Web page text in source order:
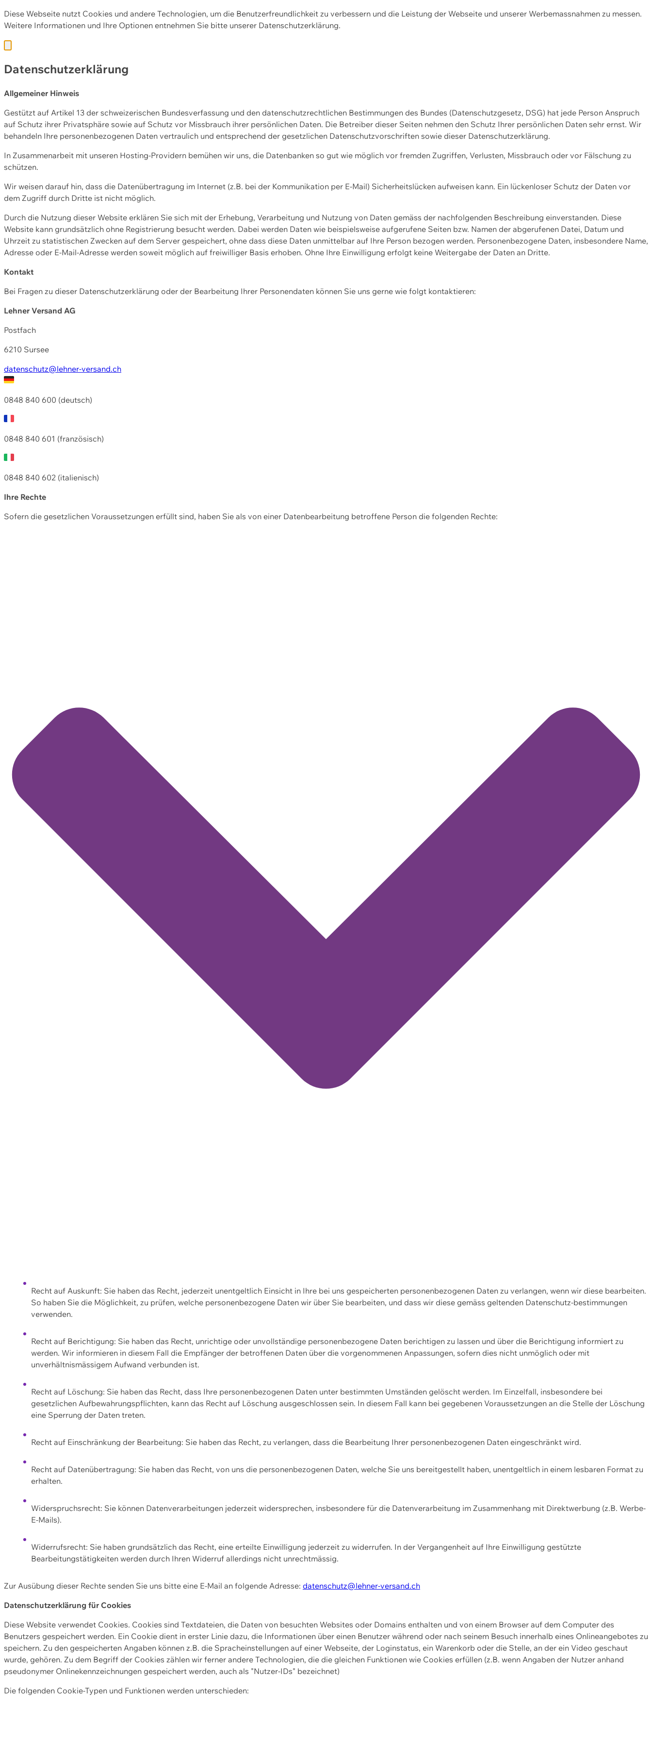
Diese Webseite nutzt Cookies und andere Technologien, um die Benutzerfreundlichkeit zu verbessern und die Leistung der Webseite und unserer Werbemassnahmen zu messen.
Weitere Informationen und Ihre Optionen entnehmen Sie bitte unserer Datenschutzerklärung.
Datenschutzerklärung
Allgemeiner Hinweis
Gestützt auf Artikel 13 der schweizerischen Bundesverfassung und den datenschutzrechtlichen Bestimmungen des Bundes (Datenschutzgesetz, DSG) hat jede Person Anspruch
auf Schutz ihrer Privatsphäre sowie auf Schutz vor Missbrauch ihrer persönlichen Daten. Die Betreiber dieser Seiten nehmen den Schutz Ihrer persönlichen Daten sehr ernst. Wir
behandeln Ihre personenbezogenen Daten vertraulich und entsprechend der gesetzlichen Datenschutzvorschriften sowie dieser Datenschutzerklärung.
In Zusammenarbeit mit unseren Hosting-Providern bemühen wir uns, die Datenbanken so gut wie möglich vor fremden Zugriffen, Verlusten, Missbrauch oder vor Fälschung zu
schützen.
Wir weisen darauf hin, dass die Datenübertragung im Internet (z.B. bei der Kommunikation per E-Mail) Sicherheitslücken aufweisen kann. Ein lückenloser Schutz der Daten vor
dem Zugriff durch Dritte ist nicht möglich.
Durch die Nutzung dieser Website erklären Sie sich mit der Erhebung, Verarbeitung und Nutzung von Daten gemäss der nachfolgenden Beschreibung einverstanden. Diese
Website kann grundsätzlich ohne Registrierung besucht werden. Dabei werden Daten wie beispielsweise aufgerufene Seiten bzw. Namen der abgerufenen Datei, Datum und
Uhrzeit zu statistischen Zwecken auf dem Server gespeichert, ohne dass diese Daten unmittelbar auf Ihre Person bezogen werden. Personenbezogene Daten, insbesondere Name,
Adresse oder E-Mail-Adresse werden soweit möglich auf freiwilliger Basis erhoben. Ohne Ihre Einwilligung erfolgt keine Weitergabe der Daten an Dritte.
Kontakt
Bei Fragen zu dieser Datenschutzerklärung oder der Bearbeitung Ihrer Personendaten können Sie uns gerne wie folgt kontaktieren:
Lehner Versand AG
Postfach
6210 Sursee
datenschutz@lehner-versand.ch
0848 840 600 (deutsch)
0848 840 601 (französisch)
0848 840 602 (italienisch)
Ihre Rechte
Sofern die gesetzlichen Voraussetzungen erfüllt sind, haben Sie als von einer Datenbearbeitung betroffene Person die folgenden Rechte:
Recht auf Auskunft: Sie haben das Recht, jederzeit unentgeltlich Einsicht in Ihre bei uns gespeicherten personenbezogenen Daten zu verlangen, wenn wir diese bearbeiten.
So haben Sie die Möglichkeit, zu prüfen, welche personenbezogene Daten wir über Sie bearbeiten, und dass wir diese gemäss geltenden Datenschutz-bestimmungen
verwenden.
Recht auf Berichtigung: Sie haben das Recht, unrichtige oder unvollständige personenbezogene Daten berichtigen zu lassen und über die Berichtigung informiert zu
werden. Wir informieren in diesem Fall die Empfänger der betroffenen Daten über die vorgenommenen Anpassungen, sofern dies nicht unmöglich oder mit
unverhältnismässigem Aufwand verbunden ist.
Recht auf Löschung: Sie haben das Recht, dass Ihre personenbezogenen Daten unter bestimmten Umständen gelöscht werden. Im Einzelfall, insbesondere bei
gesetzlichen Aufbewahrungspflichten, kann das Recht auf Löschung ausgeschlossen sein. In diesem Fall kann bei gegebenen Voraussetzungen an die Stelle der Löschung
eine Sperrung der Daten treten.
Recht auf Einschränkung der Bearbeitung: Sie haben das Recht, zu verlangen, dass die Bearbeitung Ihrer personenbezogenen Daten eingeschränkt wird.
Recht auf Datenübertragung: Sie haben das Recht, von uns die personenbezogenen Daten, welche Sie uns bereitgestellt haben, unentgeltlich in einem lesbaren Format zu
erhalten.
Widerspruchsrecht: Sie können Datenverarbeitungen jederzeit widersprechen, insbesondere für die Datenverarbeitung im Zusammenhang mit Direktwerbung (z.B. Werbe-
E-Mails).
Widerrufsrecht: Sie haben grundsätzlich das Recht, eine erteilte Einwilligung jederzeit zu widerrufen. In der Vergangenheit auf Ihre Einwilligung gestützte
Bearbeitungstätigkeiten werden durch Ihren Widerruf allerdings nicht unrechtmässig.
Zur Ausübung dieser Rechte senden Sie uns bitte eine E-Mail an folgende Adresse: datenschutz@lehner-versand.ch
Datenschutzerklärung für Cookies
Diese Website verwendet Cookies. Cookies sind Textdateien, die Daten von besuchten Websites oder Domains enthalten und von einem Browser auf dem Computer des
Benutzers gespeichert werden. Ein Cookie dient in erster Linie dazu, die Informationen über einen Benutzer während oder nach seinem Besuch innerhalb eines Onlineangebotes zu
speichern. Zu den gespeicherten Angaben können z.B. die Spracheinstellungen auf einer Webseite, der Loginstatus, ein Warenkorb oder die Stelle, an der ein Video geschaut
wurde, gehören. Zu dem Begriff der Cookies zählen wir ferner andere Technologien, die die gleichen Funktionen wie Cookies erfüllen (z.B. wenn Angaben der Nutzer anhand
pseudonymer Onlinekennzeichnungen gespeichert werden, auch als "Nutzer-IDs" bezeichnet)
Die folgenden Cookie-Typen und Funktionen werden unterschieden: